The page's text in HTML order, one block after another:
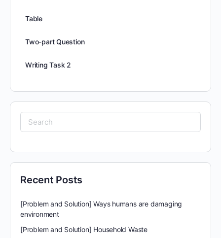
Table
Two-part Question
Writing Task 2
Search
for:
Recent Posts
[Problem and Solution] Ways humans are damaging
environment
[Problem and Solution] Household Waste